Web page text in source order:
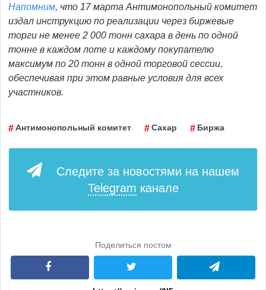
Напомним, что 17 марта Антимонопольный комитет
издал инструкцию по реализации через биржевые
торги не менее 2 000 тонн сахара в день по одной
тонне в каждом лоте и каждому покупателю
максимум по 20 тонн в одной торговой сессии,
обеспечивая при этом равные условия для всех
участников.
Антимонопольный комитет Сахар Биржа
Следите за новостями на нашем
Telegram канале
Поделиться постом